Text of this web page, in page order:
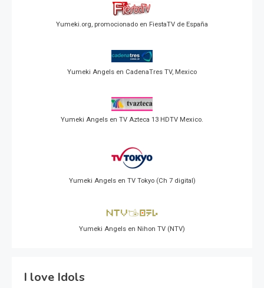
Yumeki.org, promocionado en FiestaTV de España
Yumeki Angels en CadenaTres TV, Mexico
Yumeki Angels en TV Azteca 13 HDTV Mexico.
Yumeki Angels en TV Tokyo (Ch 7 digital)
Yumeki Angels en Nihon TV (NTV)
I love Idols